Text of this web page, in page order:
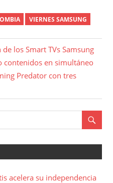
VIERNES SAMSUNG
los Smart TVs Samsung
contenidos en simultáneo
Predator con tres
acelera su independencia